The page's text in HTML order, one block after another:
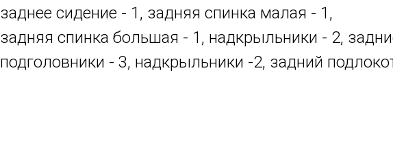
заднее сидение - 1, задняя спинка малая - 1,
задняя спинка большая - 1, надкрыльники - 2,
подголовники - 3, надкрыльники -2, задний